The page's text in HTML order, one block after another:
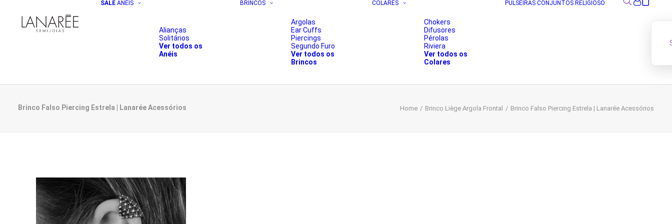
SALE ANÉIS
Alianças
Solitários
Ver todos os
Anéis
BRINCOS
Argolas
Ear Cuffs
Piercings
Segundo Furo
Ver todos os
Brincos
COLARES
Chokers
Difusores
Pérolas
Riviera
Ver todos os
Colares
PULSEIRAS CONJUNTOS RELIGIOSO
Brinco Falso Piercing Estrela | Lanarée Acessórios Home Brinco Liège Argola Frontal Brinco Falso Piercing Estrela | Lanarée Acessórios